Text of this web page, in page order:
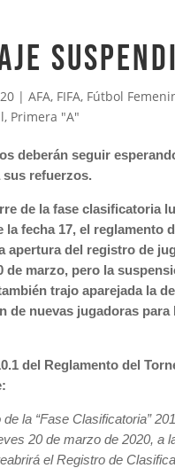
| AFA, FIFA, Fútbol
, Primera "A"
deberán seguir
refuerzos.
de la fase clasificatoria
la fecha 17, el reglamento
apertura del registro de
de marzo, pero la
trajo aparejada la
de nuevas jugadoras para
del Reglamento del
de la “Fase Clasificatoria”
20 de marzo de 2020, a
el Registro de